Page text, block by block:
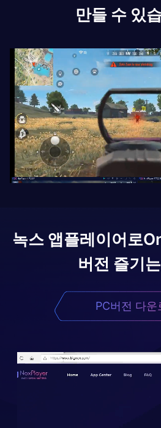
만들 수 있
녹스 앱플레이어로
버전 즐기
PC버전 다운